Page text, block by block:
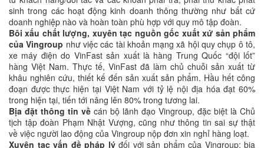
sinh trong các hoạt động kinh doanh thông thường như bất cứ
doanh nghiệp nào và hoàn toàn phù hợp với quy mô tập đoàn.
Bôi xấu chất lượng, xuyên tạc nguồn gốc xuất xứ sản phẩm
của Vingroup như việc các tài khoản mạng xã hội quy chụp ô tô,
xe máy điện do VinFast sản xuất là hàng Trung Quốc “đội lốt”
hàng Việt Nam. Thực tế, VinFast đã làm chủ chuỗi sản xuất từ
khâu nghiên cứu, thiết kế đến sản xuất sản phẩm. Hầu hết công
đoạn được thực hiện tại Việt Nam với tỷ lệ nội địa hóa đạt 60%
trong hiện tại, tiến tới nâng lên 80% trong tương lai.
Bịa đặt thông tin về cán bộ lãnh đạo Vingroup, đặc biệt là Chủ
tịch tập đoàn Phạm Nhật Vượng, cũng như thông tin sai sự thật
về việc người lao động của Vingroup nộp đơn xin nghỉ hàng loạt.
Xuyên tạc vấn đề pháp lýđối với sản phẩm của Vingroup; bịa